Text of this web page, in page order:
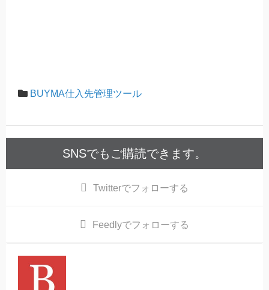
BUYMA仕入先管理ツール
SNSでもご購読できます。
Twitterでフォローする
Feedlyでフォローする